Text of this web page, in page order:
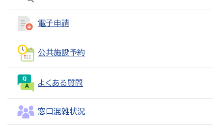
電子申請
公共施設予約
よくある質問
窓口混雑状況